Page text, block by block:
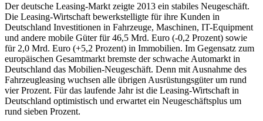
Der deutsche Leasing-Markt zeigte 2013 ein stabiles Neugeschäft.
Die Leasing-Wirtschaft bewerkstelligte für ihre Kunden in
Deutschland Investitionen in Fahrzeuge, Maschinen, IT-Equipment
und andere mobile Güter für 46,5 Mrd. Euro (-0,2 Prozent) sowie
für 2,0 Mrd. Euro (+5,2 Prozent) in Immobilien. Im Gegensatz zum
europäischen Gesamtmarkt bremste der schwache Automarkt in
Deutschland das Mobilien-Neugeschäft. Denn mit Ausnahme des
Fahrzeugleasing wuchsen alle übrigen Ausrüstungsgüter um rund
vier Prozent. Für das laufende Jahr ist die Leasing-Wirtschaft in
Deutschland optimistisch und erwartet ein Neugeschäftsplus um
rund sieben Prozent.